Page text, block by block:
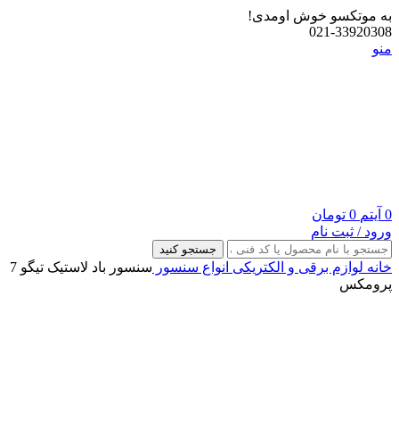
به موتکسو خوش اومدی!
021-33920308
منو
0 آیتم 0 تومان
ورود / ثبت نام
جستجو کنید
خانه لوازم برقی و الکتریکی انواع سنسور
سنسور باد لاستیک تیگو 7
پرومکس